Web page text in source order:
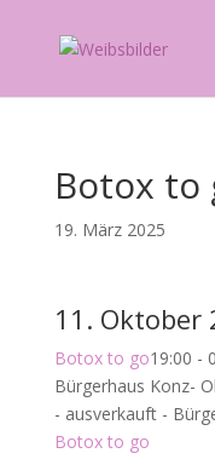
Botox to
19. März 2025
11. Oktober
Botox to go19:00 -
Bürgerhaus Konz-
- ausverkauft -
Botox to go